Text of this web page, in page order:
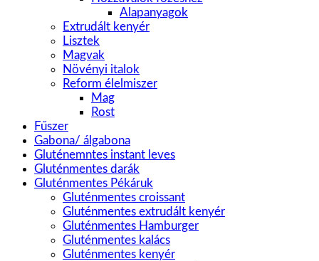
Alapanyagok
Extrudált kenyér
Lisztek
Magvak
Növényi italok
Reform élelmiszer
Mag
Rost
Fűszer
Gabona/ álgabona
Gluténemntes instant leves
Gluténmentes darák
Gluténmentes Pékáruk
Gluténmentes croissant
Gluténmentes extrudált kenyér
Gluténmentes Hamburger
Gluténmentes kalács
Gluténmentes kenyér